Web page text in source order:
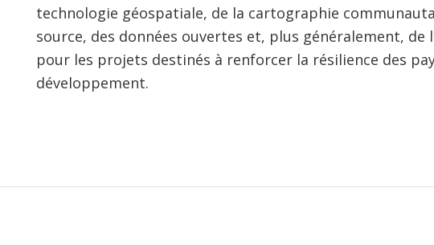
technologie géospatiale, de la cartographie
source, des données ouvertes et, plus généralement,
pour les projets destinés à renforcer la résilience des
développement.